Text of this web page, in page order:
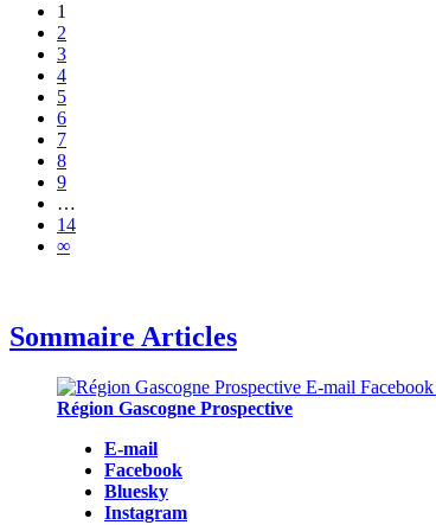
1
2
3
4
5
6
7
8
9
…
14
∞
Sommaire Articles
Région Gascogne Prospective
E-mail
Facebook
Bluesky
Instagram